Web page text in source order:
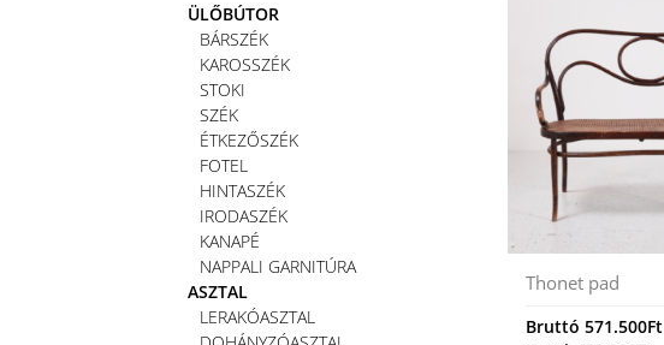
ÜLŐBÚTOR
BÁRSZÉK
KAROSSZÉK
STOKI
SZÉK
ÉTKEZŐSZÉK
FOTEL
HINTASZÉK
IRODASZÉK
KANAPÉ
NAPPALI GARNITÚRA
ASZTAL
LERAKÓASZTAL
Thonet pad
Bruttó 571.500Ft